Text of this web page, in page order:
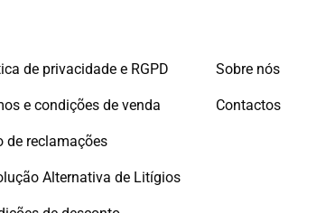
de privacidade e RGPD
e condições de venda
de reclamações
Alternativa de Litígios
Sobre nós
Contactos